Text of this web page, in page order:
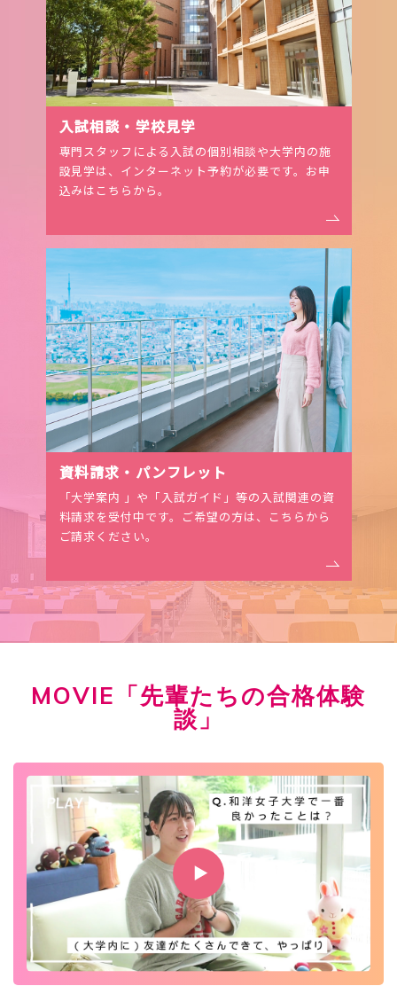
⼊試相談・学校⾒学
専門スタッフによる入試の個別相談や大学内の施
設見学は、インターネット予約が必要です。お申
込みはこちらから。
資料請求・パンフレット
「大学案内 」や「入試ガイド」等の入試関連の資
料請求を受付中です。ご希望の⽅は、こちらから
ご請求ください。
MOVIE「先輩たちの合格体験
談」